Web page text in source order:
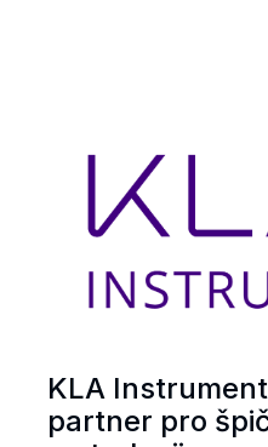
KLA
partner pro